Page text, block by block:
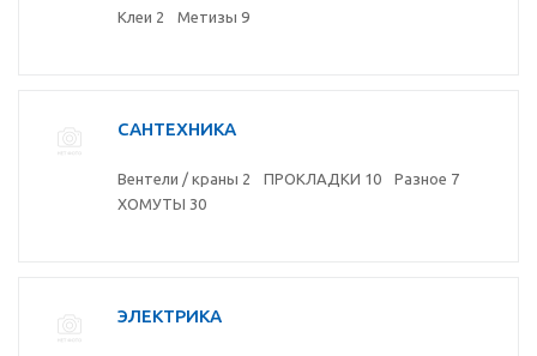
Клеи 2 Метизы 9
САНТЕХНИКА
Вентели / краны 2 ПРОКЛАДКИ 10 Разное 7
ХОМУТЫ 30
ЭЛЕКТРИКА